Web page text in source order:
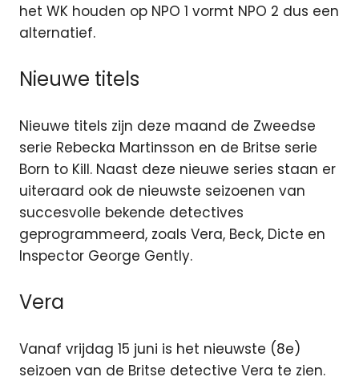
het WK houden op NPO 1 vormt NPO 2 dus een
alternatief.
Nieuwe titels
Nieuwe titels zijn deze maand de Zweedse
serie Rebecka Martinsson en de Britse serie
Born to Kill. Naast deze nieuwe series staan er
uiteraard ook de nieuwste seizoenen van
succesvolle bekende detectives
geprogrammeerd, zoals Vera, Beck, Dicte en
Inspector George Gently.
Vera
Vanaf vrijdag 15 juni is het nieuwste (8e)
seizoen van de Britse detective Vera te zien.